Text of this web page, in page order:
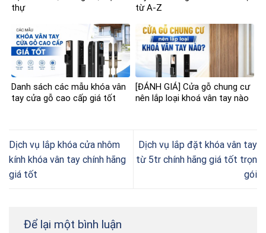
thự
từ A-Z
Danh sách các mẫu khóa vân
tay cửa gỗ cao cấp giá tốt
[ĐÁNH GIÁ] Cửa gỗ chung cư
nên lắp loại khoá vân tay nào
Dịch vụ lắp khóa cửa nhôm
kính khóa vân tay chính hãng
giá tốt
Dịch vụ lắp đặt khóa vân tay
từ 5tr chính hãng giá tốt trọn
gói
Để lại một bình luận